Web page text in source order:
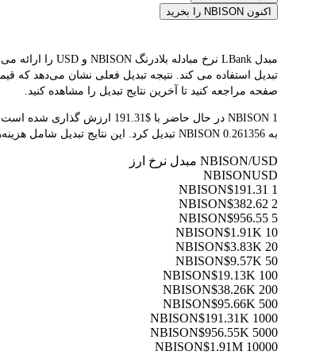
اکنون NBISON را بخرید
صفحه مراجعه کنید تا آخرین نتایج تبدیل را مشاهده کنید.
به 0.261356 NBISON تبدیل کرد. این نتایج تبدیل شامل هزینه‌های پلتفرم یا هزینه‌های ماینر نمی‌شود.
NBISON/USD مبدل نرخ ارز
NBISONUSD
1 NBISON
$191.31
2 NBISON
$382.62
5 NBISON
$956.55
10 NBISON
$1.91K
20 NBISON
$3.83K
50 NBISON
$9.57K
100 NBISON
$19.13K
200 NBISON
$38.26K
500 NBISON
$95.66K
1000 NBISON
$191.31K
5000 NBISON
$956.55K
10000 NBISON
$1.91M